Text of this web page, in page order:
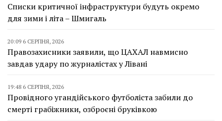
Списки критичної інфраструктури будуть окремо
для зими і літа – Шмигаль
20:09 6 СЕРПНЯ, 2026
Правозахисники заявили, що ЦАХАЛ навмисно
завдав удару по журналістах у Лівані
19:48 6 СЕРПНЯ, 2026
Провідного угандійського футболіста забили до
смерті грабіжники, озброєні бруківкою